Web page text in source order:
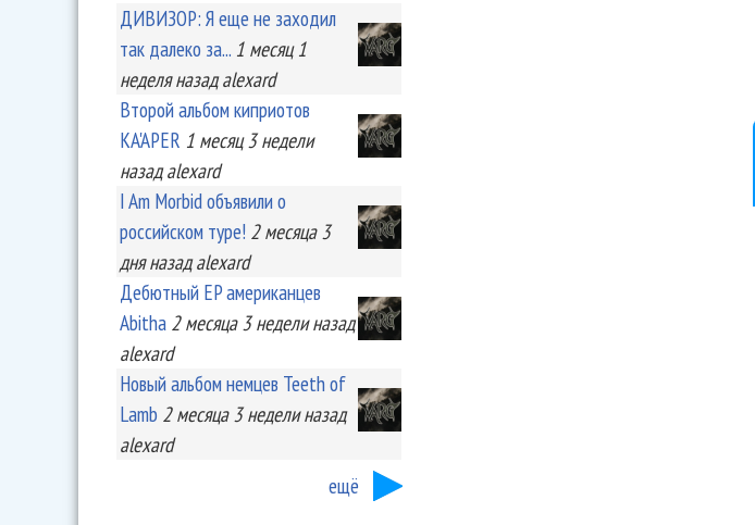
ДИВИЗОР: Я еще не заходил
так далеко за... 1 месяц 1
неделяназад alexard
Второй альбом киприотов
KA'APER 1 месяц 3 недели
назад alexard
I Am Morbid объявили о
российском туре! 2 месяца 3
дняназад alexard
Дебютный EP американцев
Abitha 2 месяца 3 неделиназад
alexard
Новый альбом немцев Teeth of
Lamb 2 месяца 3 неделиназад
alexard
ещё